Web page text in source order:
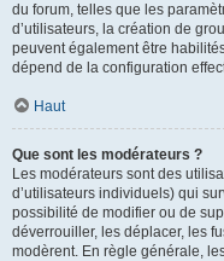
du forum, telles que les
d’utilisateurs, la création de
peuvent également être
dépend de la configuration
Haut
Que sont les modérateurs ?
Les modérateurs sont des
d’utilisateurs individuels) qui
possibilité de modifier ou de
déverrouiller, les déplacer, les
modèrent. En règle générale,